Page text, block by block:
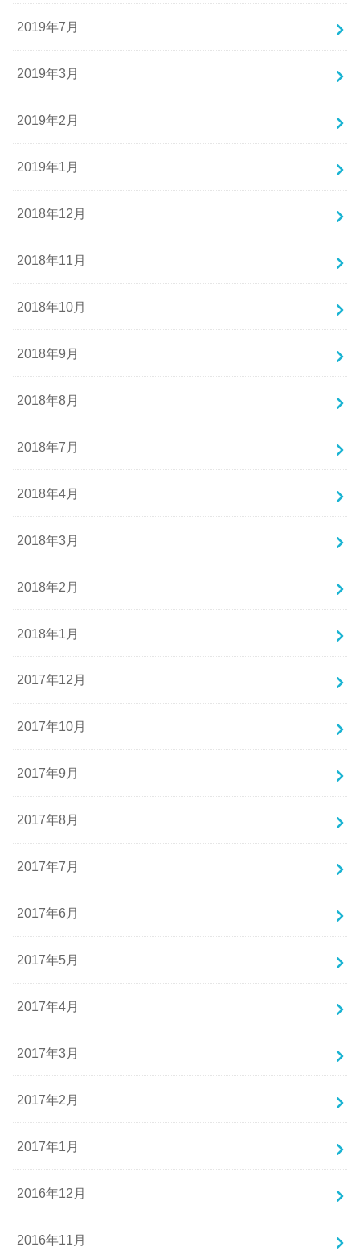
2019年7月
2019年3月
2019年2月
2019年1月
2018年12月
2018年11月
2018年10月
2018年9月
2018年8月
2018年7月
2018年4月
2018年3月
2018年2月
2018年1月
2017年12月
2017年10月
2017年9月
2017年8月
2017年7月
2017年6月
2017年5月
2017年4月
2017年3月
2017年2月
2017年1月
2016年12月
2016年11月